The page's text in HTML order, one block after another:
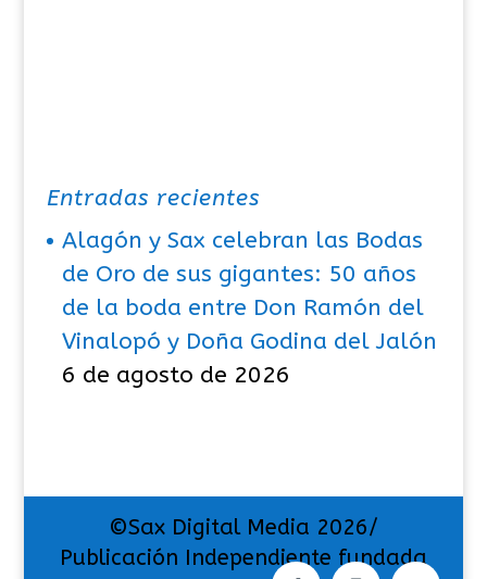
Entradas recientes
Alagón y Sax celebran las Bodas
de Oro de sus gigantes: 50 años
de la boda entre Don Ramón del
Vinalopó y Doña Godina del Jalón
6 de agosto de 2026
©Sax Digital Media 2026/
Publicación Independiente fundada